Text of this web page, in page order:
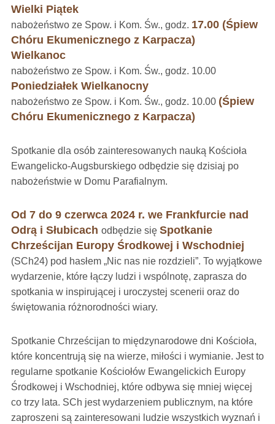
Wielki Piątek
nabożeństwo ze Spow. i Kom. Św., godz. 17.00 (Śpiew
Chóru Ekumenicznego z Karpacza)
Wielkanoc
nabożeństwo ze Spow. i Kom. Św., godz. 10.00
Poniedziałek Wielkanocny
nabożeństwo ze Spow. i Kom. Św., godz. 10.00 (Śpiew
Chóru Ekumenicznego z Karpacza)
Spotkanie dla osób zainteresowanych nauką Kościoła
Ewangelicko-Augsburskiego odbędzie się dzisiaj po
nabożeństwie w Domu Parafialnym.
Od 7 do 9 czerwca 2024 r. we Frankfurcie nad
Odrą i Słubicach odbędzie się Spotkanie
Chrześcijan Europy Środkowej i Wschodniej
(SCh24) pod hasłem „Nic nas nie rozdzieli”. To wyjątkowe
wydarzenie, które łączy ludzi i wspólnotę, zaprasza do
spotkania w inspirującej i uroczystej scenerii oraz do
świętowania różnorodności wiary.
Spotkanie Chrześcijan to międzynarodowe dni Kościoła,
które koncentrują się na wierze, miłości i wymianie. Jest to
regularne spotkanie Kościołów Ewangelickich Europy
Środkowej i Wschodniej, które odbywa się mniej więcej
co trzy lata. SCh jest wydarzeniem publicznym, na które
zaproszeni są zainteresowani ludzie wszystkich wyznań i